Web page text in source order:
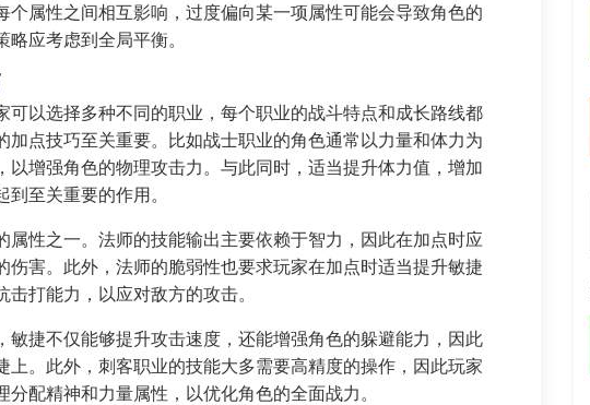
个属性之间相互影响，过度偏向某一项属性可能会导致角色的
应考虑到全局平衡。
可以选择多种不同的职业，每个职业的战斗特点和成长路线都
加点技巧至关重要。比如战士职业的角色通常以力量和体力为
以增强角色的物理攻击力。与此同时，适当提升体力值，增加
至关重要的作用。
属性之一。法师的技能输出主要依赖于智力，因此在加点时应
伤害。此外，法师的脆弱性也要求玩家在加点时适当提升敏捷
打能力，以应对敌方的攻击。
敏捷不仅能够提升攻击速度，还能增强角色的躲避能力，因此
上。此外，刺客职业的技能大多需要高精度的操作，因此玩家
配精神和力量属性，以优化角色的全面战力。